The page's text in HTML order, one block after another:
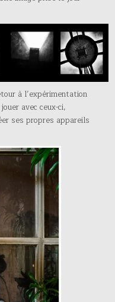
à l’expérimentation
avec ceux-ci,
ses propres appareils